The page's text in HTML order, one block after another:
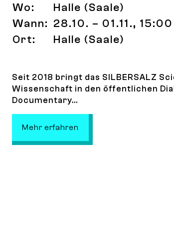
Wo:
Halle (Saale)
Wann: 28.10. – 01.11.,
Ort:
Halle (Saale)
Seit 2018 bringt das SILBERSALZ
Wissenschaft in den öffentlichen
Documentary...
Mehr erfahren